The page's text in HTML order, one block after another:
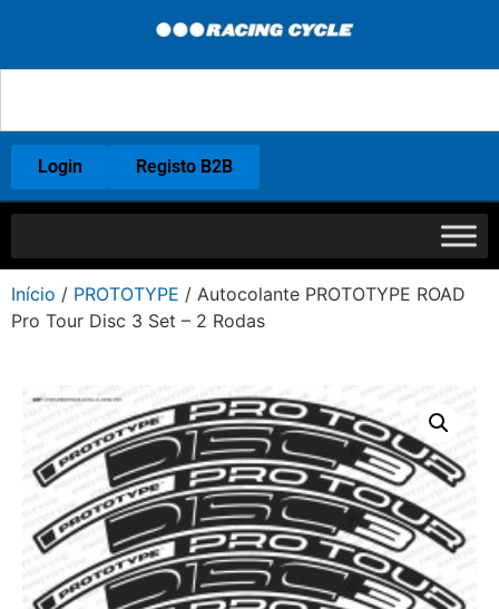
Login Registo B2B
Início / PROTOTYPE / Autocolante PROTOTYPE ROAD
Pro Tour Disc 3 Set – 2 Rodas